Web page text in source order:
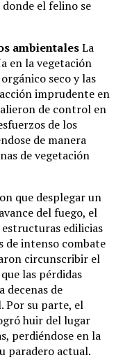
donde el felino se
ambientalesLa
en la vegetación
seco y las
imprudente en
de control en
de los
de manera
de vegetación
que desplegar un
del fuego, el
edilicias
de intenso combate
circunscribir el
las pérdidas
de
Por su parte, el
huir del lugar
perdiéndose en la
paradero actual.